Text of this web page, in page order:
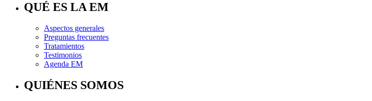
QUÉ ES LA EM
Aspectos generales
Preguntas frecuentes
Tratamientos
Testimonios
Agenda EM
QUIÉNES SOMOS